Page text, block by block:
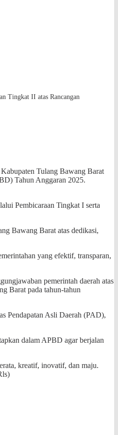
Tingkat II atas Rancangan
Tulang Bawang Barat
Tahun Anggaran 2025.
Pembicaraan Tingkat I serta
Bawang Barat atas dedikasi,
yang efektif, transparan,
pemerintah daerah atas
Barat pada tahun-tahun
Pendapatan Asli Daerah (PAD),
dalam APBD agar berjalan
kreatif, inovatif, dan maju.